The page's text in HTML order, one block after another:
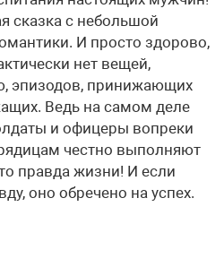
сказка с небольшой
И просто здорово,
нет вещей,
эпизодов, принижающих
Ведь на самом деле
и офицеры вопреки
честно выполняют
правда жизни! И если
оно обречено на успех.